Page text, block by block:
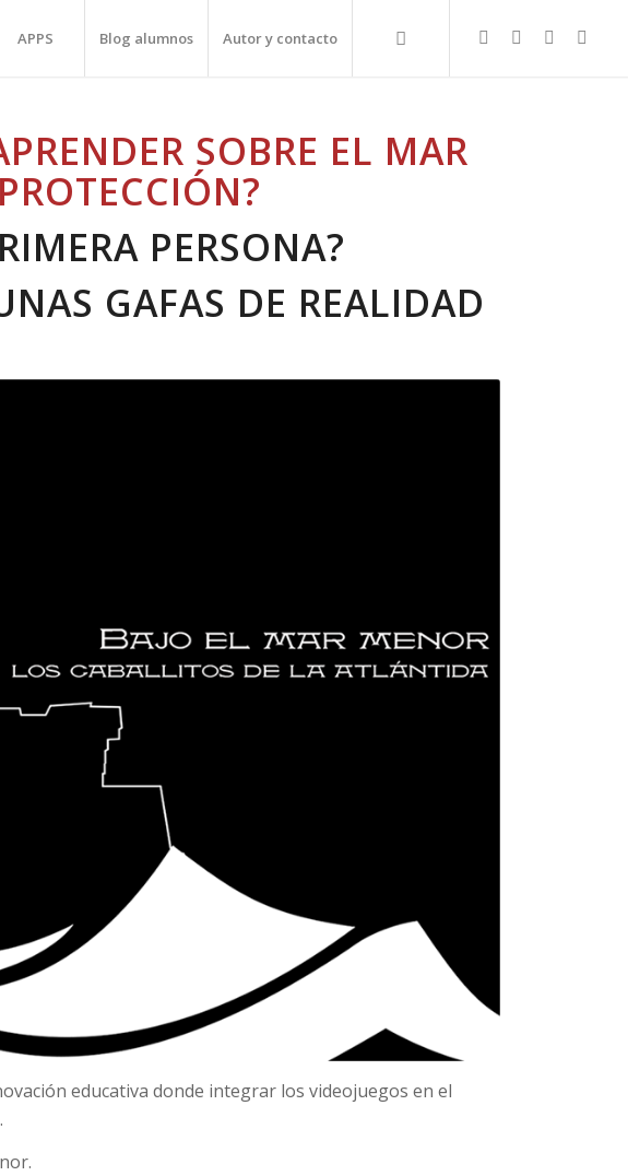
APPS Blog alumnos Autor y contacto
SOBRE EL MAR
PERSONA?
GAFAS DE REALIDAD
educativa donde integrar los videojuegos en el